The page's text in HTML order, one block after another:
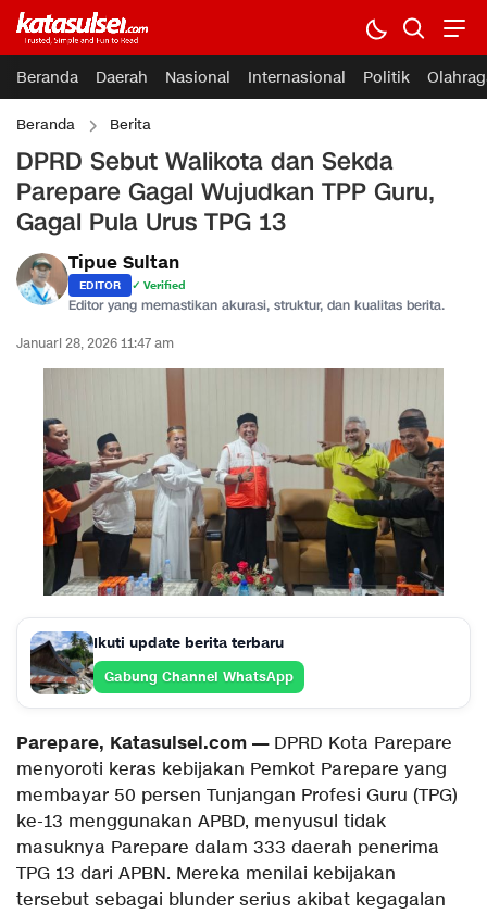
Beranda Daerah Nasional Internasional Politik
Beranda Berita
DPRD Sebut Walikota dan Sekda
Parepare Gagal Wujudkan TPP Guru,
Gagal Pula Urus TPG 13
Tipue Sultan
EDITOR ✓ Verified
Editor yang memastikan akurasi, struktur, dan kualitas berita.
Januari 28, 2026 11:47 am
Ikuti update berita terbaru
Gabung Channel WhatsApp
Parepare, Katasulsel.com — DPRD Kota Parepare
menyoroti keras kebijakan Pemkot Parepare yang
membayar 50 persen Tunjangan Profesi Guru (TPG)
ke-13 menggunakan APBD, menyusul tidak
masuknya Parepare dalam 333 daerah penerima
TPG 13 dari APBN. Mereka menilai kebijakan
tersebut sebagai blunder serius akibat kegagalan